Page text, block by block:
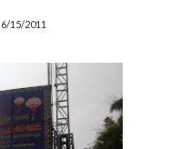
6/15/2011